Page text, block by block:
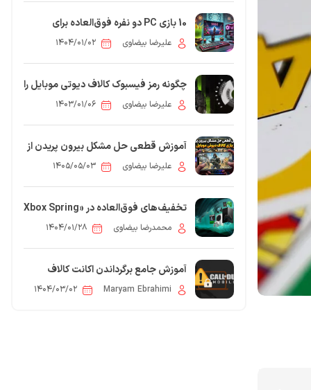
10 بازی PC دو نفره فوق‌العاده برای
تعطیلات عید 1404 (آنلاین و آفلاین)
علیرضا بیضاوی ۱۴۰۴/۰۱/۰۲
چگونه رمز فیسبوک کالاف دیوتی موبایل را
عوض کنیم؟
علیرضا بیضاوی ۱۴۰۳/۰۱/۰۶
آموزش قطعی حل مشکل بیرون پریدن از
بازی کالاف دیوتی موبایل (کرش کردن
علیرضا بیضاوی ۱۴۰۵/۰۵/۰۳
تخفیف‌های فوق‌العاده در «Xbox Spring
Sale 2025» آغاز شد
محمدرضا بیضاوی ۱۴۰۴/۰۱/۲۸
آموزش جامع برگرداندن اکانت کالاف
دیوتی موبایل (Call of Duty Mobile)
Maryam Ebrahimi ۱۴۰۴/۰۳/۰۲